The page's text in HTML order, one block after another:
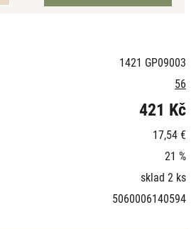
1421 GP09003
56
421 Kč
17,54 €
21 %
sklad 2 ks
5060006140594